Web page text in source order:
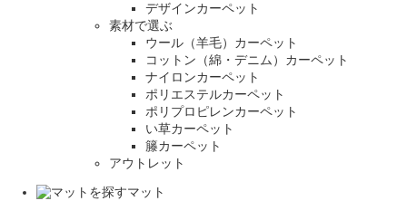
デザインカーペット
素材で選ぶ
ウール（羊毛）カーペット
コットン（綿・デニム）カーペット
ナイロンカーペット
ポリエステルカーペット
ポリプロピレンカーペット
い草カーペット
籐カーペット
アウトレット
マット